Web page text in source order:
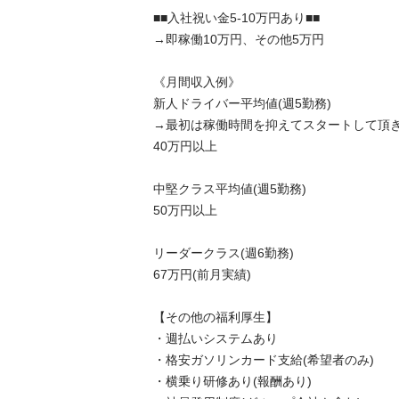
■■入社祝い金5-10万円あり■■
→即稼働10万円、その他5万円
《月間収入例》
新人ドライバー平均値(週5勤務)
→最初は稼働時間を抑えてスタートして頂
40万円以上
中堅クラス平均値(週5勤務)
50万円以上
リーダークラス(週6勤務)
67万円(前月実績)
【その他の福利厚生】
・週払いシステムあり
・格安ガソリンカード支給(希望者のみ)
・横乗り研修あり(報酬あり)